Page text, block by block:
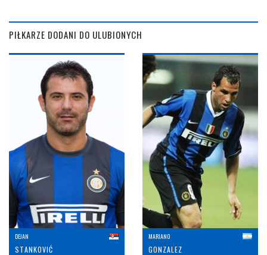
PIŁKARZE DODANI DO ULUBIONYCH
DEJAN
STANKOVIĆ
MARIANO
GONZALEZ